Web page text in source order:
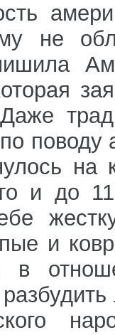
не
поводу
на
и до 11
и